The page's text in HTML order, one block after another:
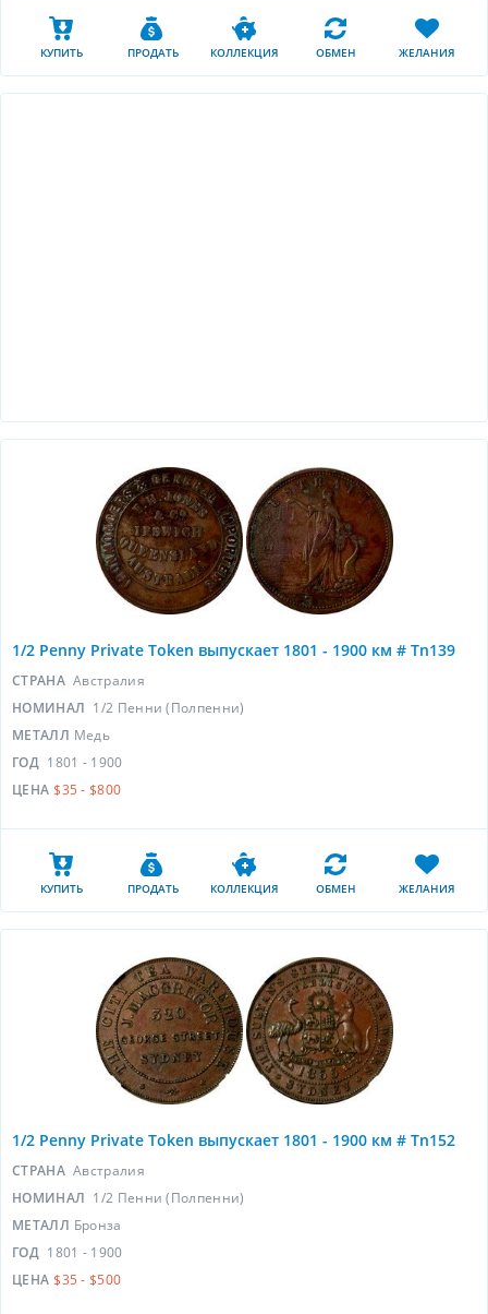
КУПИТЬ ПРОДАТЬ КОЛЛЕКЦИЯ ОБМЕН ЖЕЛАНИЯ
1/2 Penny Private Token выпускает 1801 - 1900 км # Tn139
СТРАНА Австралия
НОМИНАЛ 1/2 Пенни (Полпенни)
МЕТАЛЛ Медь
ГОД 1801 - 1900
ЦЕНА $35 - $800
КУПИТЬ ПРОДАТЬ КОЛЛЕКЦИЯ ОБМЕН ЖЕЛАНИЯ
1/2 Penny Private Token выпускает 1801 - 1900 км # Tn152
СТРАНА Австралия
НОМИНАЛ 1/2 Пенни (Полпенни)
МЕТАЛЛ Бронза
ГОД 1801 - 1900
ЦЕНА $35 - $500